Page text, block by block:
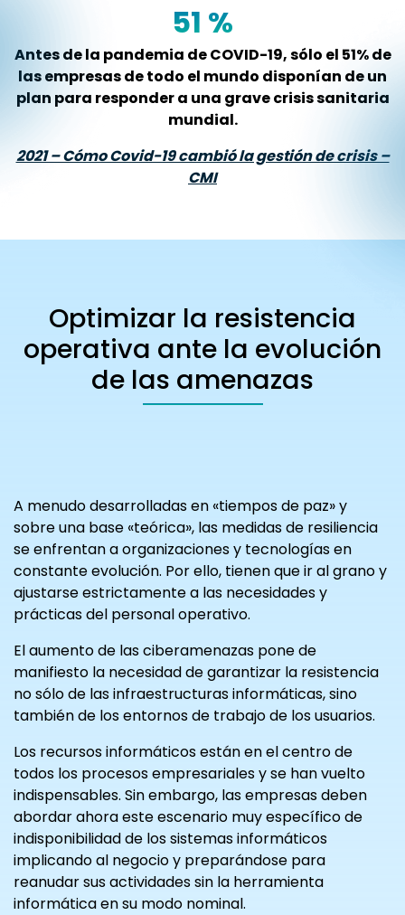
51 %
Antes de la pandemia de COVID-19, sólo el 51% de
las empresas de todo el mundo disponían de un
plan para responder a una grave crisis sanitaria
mundial.
2021 – Cómo Covid-19 cambió la gestión de crisis –
CMI
Optimizar la resistencia
operativa ante la evolución
de las amenazas
A menudo desarrolladas en «tiempos de paz» y
sobre una base «teórica», las medidas de resiliencia
se enfrentan a organizaciones y tecnologías en
constante evolución. Por ello, tienen que ir al grano y
ajustarse estrictamente a las necesidades y
prácticas del personal operativo.
El aumento de las ciberamenazas pone de
manifiesto la necesidad de garantizar la resistencia
no sólo de las infraestructuras informáticas, sino
también de los entornos de trabajo de los usuarios.
Los recursos informáticos están en el centro de
todos los procesos empresariales y se han vuelto
indispensables. Sin embargo, las empresas deben
abordar ahora este escenario muy específico de
indisponibilidad de los sistemas informáticos
implicando al negocio y preparándose para
reanudar sus actividades sin la herramienta
informática en su modo nominal.